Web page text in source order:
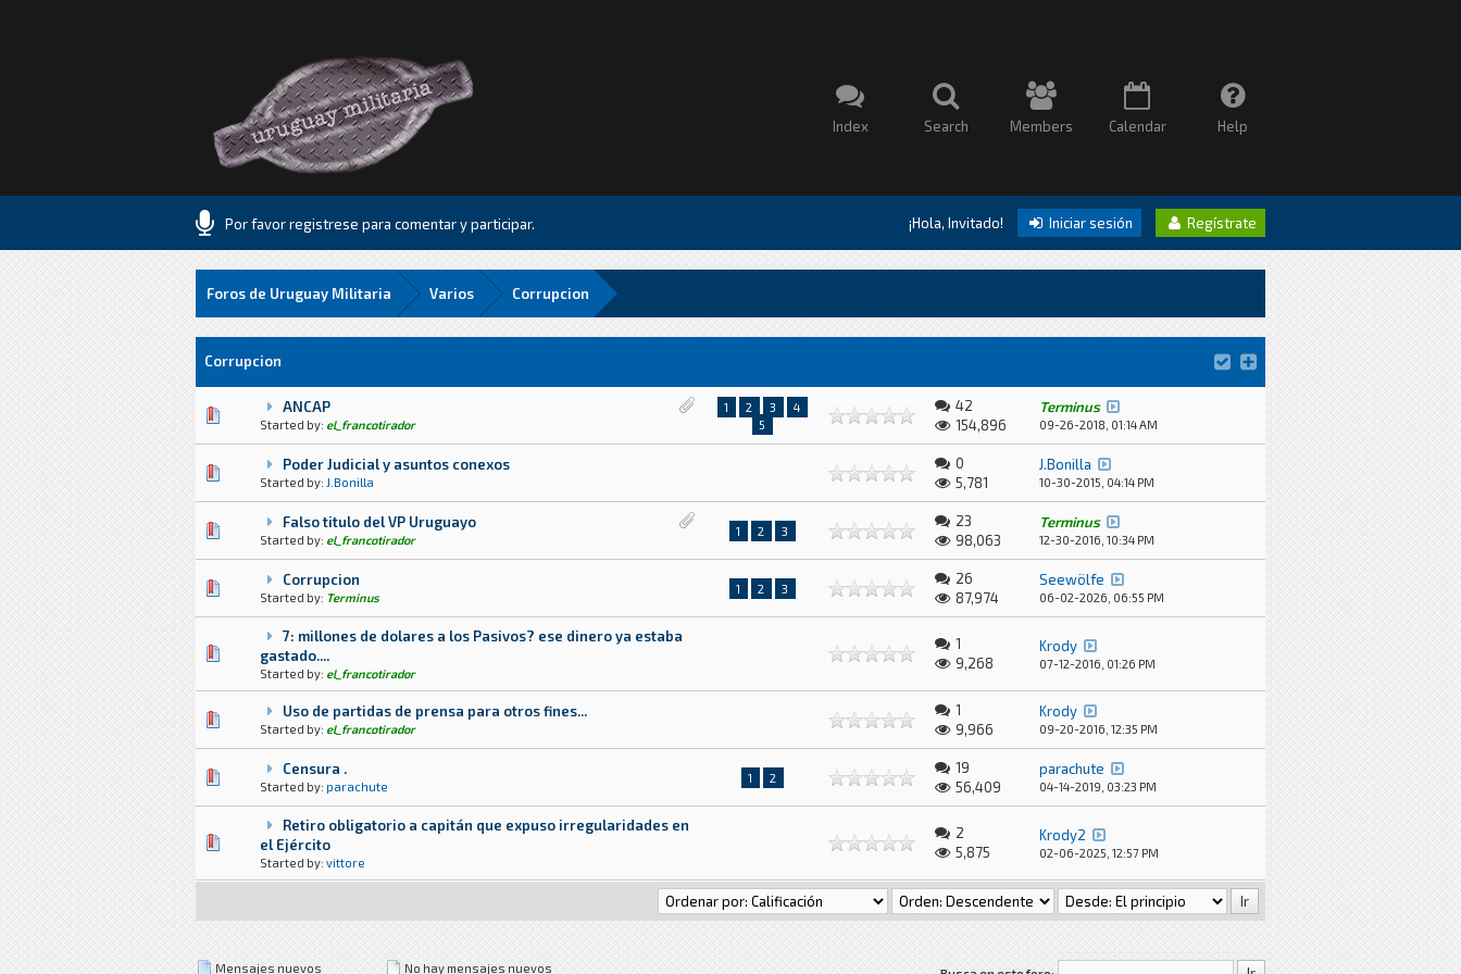
Index Search Members Calendar Help
Por favor registrese para comentar y participar. ¡Hola, Invitado! Iniciar sesión Regístrate
Foros de Uruguay Militaria Varios Corrupcion
Corrupcion
ANCAP
Started by: el_francotirador
1 2 3
4
5
0 voto(s) - Media 0 de 5
12345
42
154,896
Terminus
09-26-2018, 01:14 AM
Poder Judicial y asuntos conexos
Started by: J.Bonilla
0 voto(s) - Media 0 de 5
1234 5
0
5,781
J.Bonilla
10-30-2015, 04:14 PM
Falso titulo del VP Uruguayo
Started by: el_francotirador
1 2 3
0 voto(s) - Media 0 de 5
1 234 5
23
98,063
Terminus
12-30-2016, 10:34 PM
Corrupcion
Started by: Terminus
1 2 3
0 voto(s) - Media 0 de 5
12 345
26
87,974
Seewölfe
06-02-2026, 06:55 PM
7: millones de dolares a los Pasivos? ese dinero ya estaba
gastado....
Started by: el_francotirador
0 voto(s) - Media 0 de 5
1 234
1
9,268
Krody
07-12-2016, 01:26 PM
Uso de partidas de prensa para otros fines...
Started by: el_francotirador
0 voto(s) - Media 0 de 5
12345
1
9,966
Krody
09-20-2016, 12:35 PM
Censura .
Started by: parachute
1 2
0 voto(s) - Media 0 de 5
12345
19
56,409
parachute
04-14-2019, 03:23 PM
Retiro obligatorio a capitán que expuso irregularidades en
el Ejército
Started by: vittore
0 voto(s) - Media 0 de 5
12345
2
5,875
Krody2
02-06-2025, 12:57 PM
Mensajes nuevos No hay mensajes nuevos